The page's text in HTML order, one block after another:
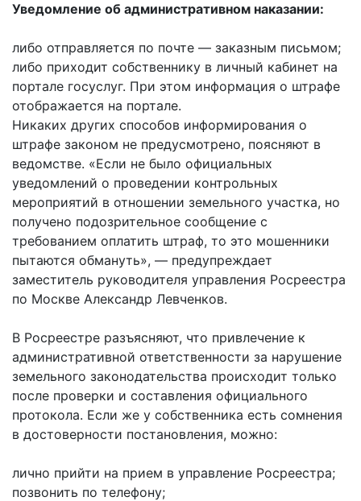
Уведомление об административном наказании:
либо отправляется по почте — заказным письмом;
либо приходит собственнику в личный кабинет на
портале госуслуг. При этом информация о штрафе
отображается на портале.
Никаких других способов информирования о
штрафе законом не предусмотрено, поясняют в
ведомстве. «Если не было официальных
уведомлений о проведении контрольных
мероприятий в отношении земельного участка, но
получено подозрительное сообщение с
требованием оплатить штраф, то это мошенники
пытаются обмануть», — предупреждает
заместитель руководителя управления Росреестра
по Москве Александр Левченков.
В Росреестре разъясняют, что привлечение к
административной ответственности за нарушение
земельного законодательства происходит только
после проверки и составления официального
протокола. Если же у собственника есть сомнения
в достоверности постановления, можно:
лично прийти на прием в управление Росреестра;
позвонить по телефону;